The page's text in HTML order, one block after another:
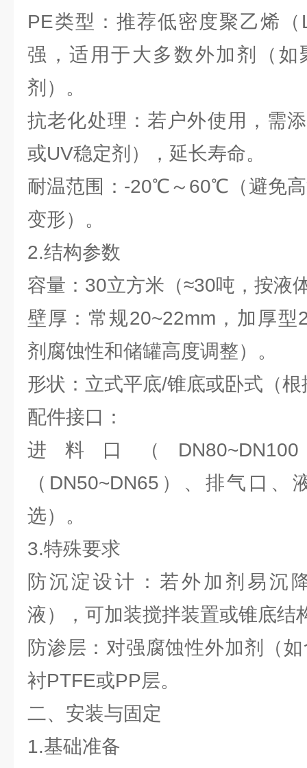
PE类型：推荐低密度聚乙烯
强，适用于大多数外加剂（如
剂）。
抗老化处理：若户外使用，需
或UV稳定剂），延长寿命。
耐温范围：-20℃～60℃（避免
变形）。
2.结构参数
容量：30立方米（≈30吨，按液
壁厚：常规20~22mm，加厚型
剂腐蚀性和储罐高度调整）。
形状：立式平底/锥底或卧式（
配件接口：
进料口（
（DN50~DN65）、排气口
选）。
3.特殊要求
防沉淀设计：若外加剂易沉
液），可加装搅拌装置或锥底结
防渗层：对强腐蚀性外加剂（
衬PTFE或PP层。
二、安装与固定
1.基础准备